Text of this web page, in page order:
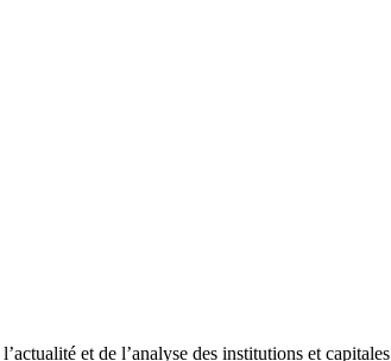
et de l’analyse des institutions et